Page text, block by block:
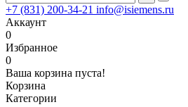
+7 (831) 200-34-21 info@isiemens.ru
Аккаунт
0
Избранное
0
Ваша корзина пуста!
Корзина
Категории